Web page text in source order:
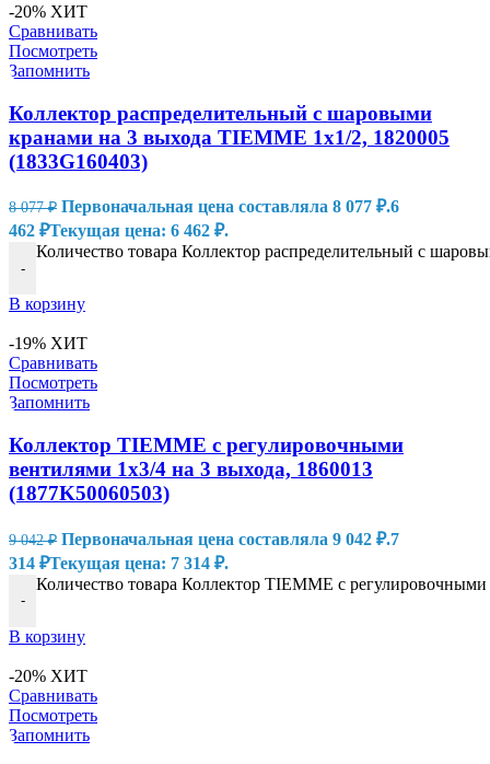
-20% ХИТ
Сравнивать
Посмотреть
Запомнить
Коллектор распределительный с шаровыми
кранами на 3 выхода TIEMME 1х1/2, 1820005
(1833G160403)
8 077₽ Первоначальная цена составляла 8 077 ₽.6
462 ₽Текущая цена: 6 462 ₽.
-
Количество товара Коллектор распределительный с
В корзину
-19% ХИТ
Сравнивать
Посмотреть
Запомнить
Коллектор TIEMME с регулировочными
вентилями 1х3/4 на 3 выхода, 1860013
(1877K50060503)
9 042₽ Первоначальная цена составляла 9 042 ₽.7
314 ₽Текущая цена: 7 314 ₽.
-
Количество товара Коллектор TIEMME с
В корзину
-20% ХИТ
Сравнивать
Посмотреть
Запомнить